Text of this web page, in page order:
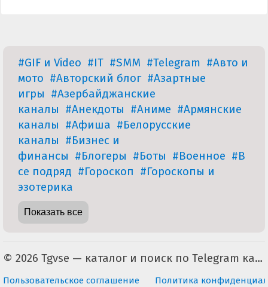
#GIF и Video #IT #SMM #Telegram #Авто и
мото #Авторский блог #Азартные
игры #Азербайджанские
каналы #Анекдоты #Аниме #Армянские
каналы #Афиша #Белорусские
каналы #Бизнес и
финансы #Блогеры #Боты #Военное #В
се подряд #Гороскоп #Гороскопы и
эзотерика
Показать все
© 2026 Tgvse — каталог и поиск по Telegram каналам (неофициальный). По всем вопросам пишите на tgvse.ru@gmail.com
Пользовательское соглашение Политика